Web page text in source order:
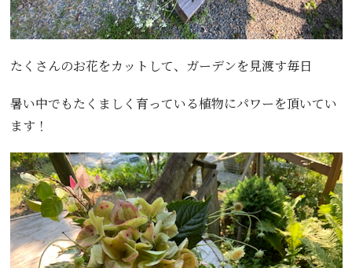
たくさんのお花をカットして、ガーデンを見渡す毎日
暑い中でもたくましく育っている植物にパワーを頂いてい
ます！